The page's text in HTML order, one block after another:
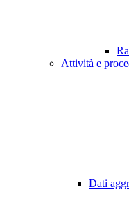
Attività e
Dati